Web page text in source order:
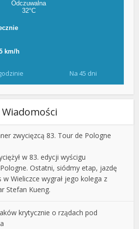
Na 45 dni
Wiadomości
zwycięzcą 83. Tour de Pologne
w 83. edycji wyścigu
Ostatni, siódmy etap, jazdę
w Wieliczce wygrał jego kolega z
Stefan Kueng.
krytycznie o rządach pod